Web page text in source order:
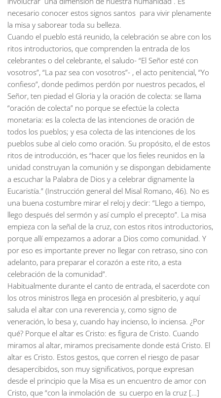
necesario conocer estos signos santos para vivir plenamente
la misa y saborear toda su belleza.
Cuando el pueblo está reunido, la celebración se abre con los
ritos introductorios, que comprenden la entrada de los
celebrantes o del celebrante, el saludo- “El Señor esté con
vosotros”, “La paz sea con vosotros”- , el acto penitencial, “Yo
confieso”, donde pedimos perdón por nuestros pecados, el
Señor, ten piedad el Gloria y la oración de colecta: se llama
“oración de colecta” no porque se efectúe la colecta
monetaria: es la colecta de las intenciones de oración de
todos los pueblos; y esa colecta de las intenciones de los
pueblos sube al cielo como oración. Su propósito, el de estos
ritos de introducción, es “hacer que los fieles reunidos en la
unidad construyan la comunión y se dispongan debidamente
a escuchar la Palabra de Dios y a celebrar dignamente la
Eucaristía.” (Instrucción general del Misal Romano, 46). No es
una buena costumbre mirar el reloj y decir: “Llego a tiempo,
llego después del sermón y así cumplo el precepto”. La misa
empieza con la señal de la cruz, con estos ritos introductorios,
porque allí empezamos a adorar a Dios como comunidad. Y
por eso es importante prever no llegar con retraso, sino con
adelanto, para preparar el corazón a este rito, a esta
celebración de la comunidad”.
Habitualmente durante el canto de entrada, el sacerdote con
los otros ministros llega en procesión al presbiterio, y aquí
saluda el altar con una reverencia y, como signo de
veneración, lo besa y, cuando hay incienso, lo inciensa. ¿Por
qué? Porque el altar es Cristo: es figura de Cristo. Cuando
miramos al altar, miramos precisamente donde está Cristo. El
altar es Cristo. Estos gestos, que corren el riesgo de pasar
desapercibidos, son muy significativos, porque expresan
desde el principio que la Misa es un encuentro de amor con
Cristo, que “con la inmolación de su cuerpo en la cruz […]